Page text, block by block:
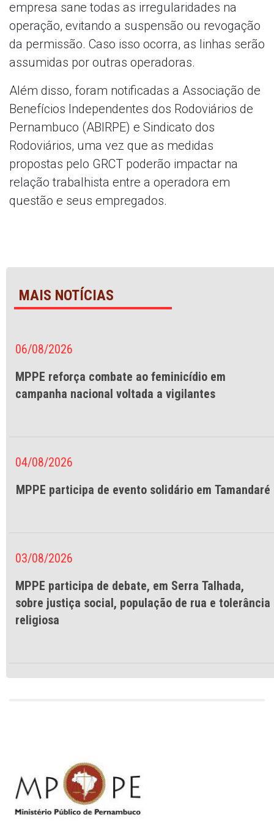
empresa sane todas as irregularidades na
operação, evitando a suspensão ou revogação
da permissão. Caso isso ocorra, as linhas serão
assumidas por outras operadoras.
Além disso, foram notificadas a Associação de
Benefícios Independentes dos Rodoviários de
Pernambuco (ABIRPE) e Sindicato dos
Rodoviários, uma vez que as medidas
propostas pelo GRCT poderão impactar na
relação trabalhista entre a operadora em
questão e seus empregados.
MAIS NOTÍCIAS
06/08/2026
MPPE reforça combate ao feminicídio em
campanha nacional voltada a vigilantes
04/08/2026
MPPE participa de evento solidário em Tamandaré
03/08/2026
MPPE participa de debate, em Serra Talhada,
sobre justiça social, população de rua e tolerância
religiosa